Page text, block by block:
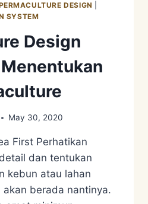
DESIGN
SYSTEM
Design
May 30, 2020
First Perhatikan
dan tentukan
kebun atau lahan
berada nantinya.